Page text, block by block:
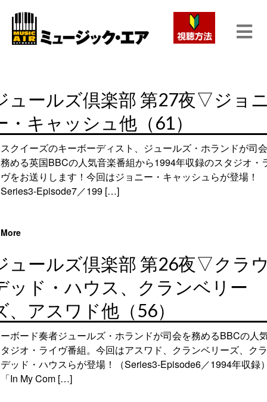
ュールズ倶楽部 第27夜▽ジョ
・キャッシュ他（61）
クイーズのキーボーディスト、ジュールズ・ホランドが司会
める英国BBCの人気音楽番組から1994年収録のスタジオ・
をお送りします！今回はジョニー・キャッシュらが登場！
Episode7／199 […]
More
ュールズ倶楽部 第26夜▽クラ
ッド・ハウス、クランベリー
、アスワド他（56）
ボード奏者ジュールズ・ホランドが司会を務めるBBCの人
ジオ・ライヴ番組。今回はアスワド、クランベリーズ、クラ
ッド・ハウスらが登場！（Series3-Episode6／1994年収録
In My Com […]